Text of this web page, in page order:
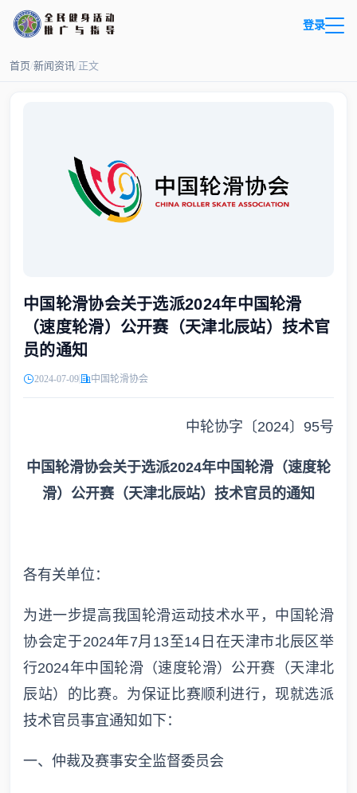
登录
首页/新闻资讯/正文
中国轮滑协会关于选派2024年中国轮滑
（速度轮滑）公开赛（天津北辰站）技术官
员的通知
2024-07-09 中国轮滑协会
中轮协字〔2024〕95号
中国轮滑协会关于选派2024年中国轮滑（速度轮
滑）公开赛（天津北辰站）技术官员的通知
各有关单位：
为进一步提高我国轮滑运动技术水平，中国轮滑
协会定于2024年7月13至14日在天津市北辰区举
行2024年中国轮滑（速度轮滑）公开赛（天津北
辰站）的比赛。为保证比赛顺利进行，现就选派
技术官员事宜通知如下：
一、仲裁及赛事安全监督委员会